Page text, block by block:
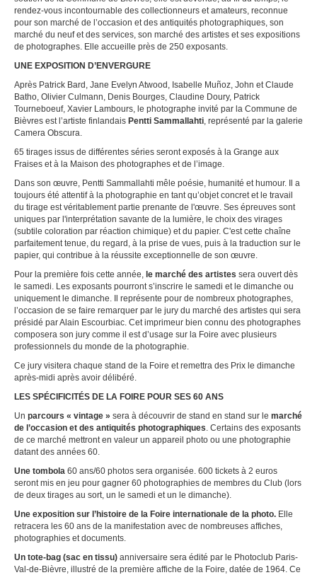
rendez-vous incontournable des collectionneurs et amateurs, reconnue
pour son marché de l’occasion et des antiquités photographiques, son
marché du neuf et des services, son marché des artistes et ses expositions
de photographes. Elle accueille près de 250 exposants.
UNE EXPOSITION D’ENVERGURE
Après Patrick Bard, Jane Evelyn Atwood, Isabelle Muñoz, John et Claude
Batho, Olivier Culmann, Denis Bourges, Claudine Doury, Patrick
Tourneboeuf, Xavier Lambours, le photographe invité par la Commune de
Bièvres est l’artiste finlandais Pentti Sammallahti , représenté par la galerie
Camera Obscura.
65 tirages issus de différentes séries seront exposés à la Grange aux
Fraises et à la Maison des photographes et de l’image.
Dans son œuvre, Pentti Sammallahti mêle poésie, humanité et humour. Il a
toujours été attentif à la photographie en tant qu’objet concret et le travail
du tirage est véritablement partie prenante de l'œuvre. Ses épreuves sont
uniques par l'interprétation savante de la lumière, le choix des virages
(subtile coloration par réaction chimique) et du papier. C'est cette chaîne
parfaitement tenue, du regard, à la prise de vues, puis à la traduction sur le
papier, qui contribue à la réussite exceptionnelle de son œuvre.
Pour la première fois cette année, le marché des artistes sera ouvert dès
le samedi. Les exposants pourront s’inscrire le samedi et le dimanche ou
uniquement le dimanche. Il représente pour de nombreux photographes,
l’occasion de se faire remarquer par le jury du marché des artistes qui sera
présidé par Alain Escourbiac. Cet imprimeur bien connu des photographes
composera son jury comme il est d’usage sur la Foire avec plusieurs
professionnels du monde de la photographie.
Ce jury visitera chaque stand de la Foire et remettra des Prix le dimanche
après-midi après avoir délibéré.
LES SPÉCIFICITÉS DE LA FOIRE POUR SES 60 ANS
Un parcours « vintage » sera à découvrir de stand en stand sur le marché
de l’occasion et des antiquités photographiques . Certains des exposants
de ce marché mettront en valeur un appareil photo ou une photographie
datant des années 60.
Une tombola 60 ans/60 photos sera organisée. 600 tickets à 2 euros
seront mis en jeu pour gagner 60 photographies de membres du Club (lors
de deux tirages au sort, un le samedi et un le dimanche).
Une exposition sur l’histoire de la Foire internationale de la photo. Elle
retracera les 60 ans de la manifestation avec de nombreuses affiches,
photographies et documents.
Un tote-bag (sac en tissu) anniversaire sera édité par le Photoclub Paris-
Val-de-Bièvre, illustré de la première affiche de la Foire, datée de 1964. Ce